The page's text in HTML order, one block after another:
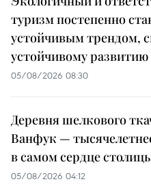
туризм постепенно
устойчивым трендом,
устойчивому развитию
05/08/2026 08:30
Деревня шелкового
Ванфук —
в самом сердце
05/08/2026 04:12